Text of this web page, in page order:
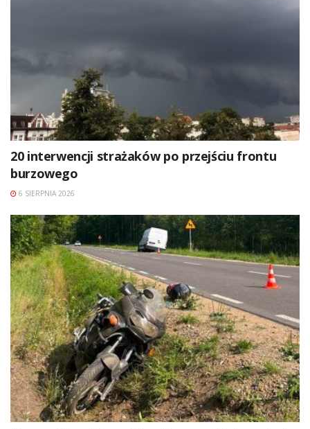
20 interwencji strażaków po przejściu frontu
burzowego
6 SIERPNIA 2026